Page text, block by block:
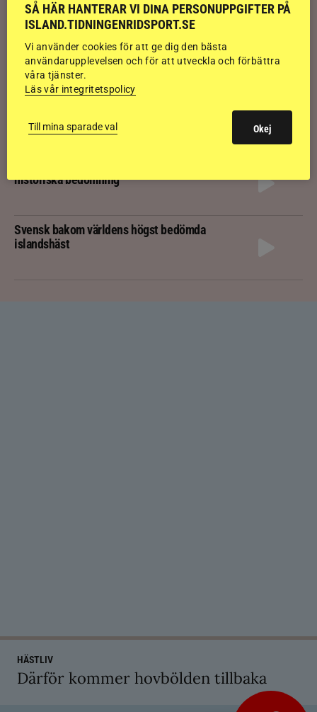
inför finalen
Kolla klippet: Svenskägda hingsten bäst
historiska bedömning
Svensk bakom världens högst bedömda
islandshäst
HÄSTLIV
Därför kommer hovbölden tillbaka
SÅ HÄR HANTERAR VI DINA PERSONUPPGIFTER PÅ
ISLAND.TIDNINGENRIDSPORT.SE
Vi använder cookies för att ge dig den bästa
användarupplevelsen och för att utveckla och förbättra
våra tjänster.
Läs vår integritetspolicy
Till mina sparade val Okej